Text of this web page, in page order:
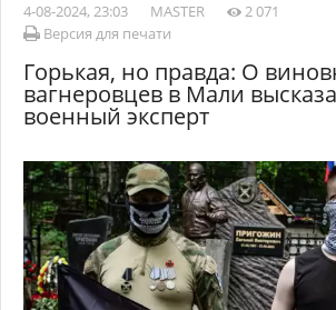
4-08-2024, 23:03 MASTER
2 071
Версия для печати
Горькая, но правда: О
вагнеровцев в Мали
военный эксперт